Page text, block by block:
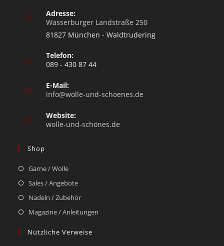
Adresse:
Wasserburger Landstraße 250
81827 München - Waldtrudering
Telefon:
089 - 430 87 44
E-Mail:
info@wolle-und-schoenes.de
Website:
wolle-und-schönes.de
Shop
Garne / Wolle
Sales / Angebote
Nadeln / Zubehör
Magazine / Anleitungen
Nützliche Verweise